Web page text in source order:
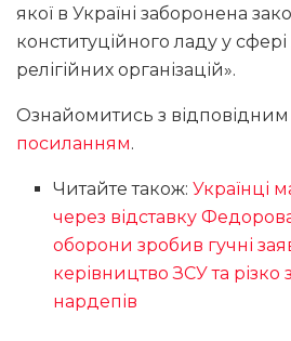
якої в Україні заборонена
конституційного ладу у сфері
релігійних організацій».
Ознайомитись з
посиланням.
Читайте також:Українці
через відставку
оборони зробив гучні
керівництво ЗСУ та різко
нардепів